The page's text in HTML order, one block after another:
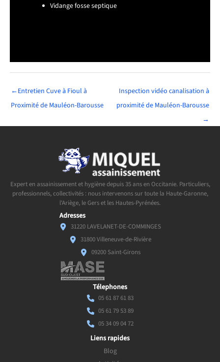
Vidange fosse septique
←Entretien Cuve à Fioul à
Proximité de Mauléon-Barousse
Inspection vidéo canalisation à
proximité de Mauléon-Barousse
→
Expert en assainissement et hygiène depuis 35 ans en Occitanie. Particuliers,
professionnels, collectivités : nous intervenons sur toute la Haute-Garonne,
l'Ariège, le Gers et les Hautes-Pyrénées.
Adresses
31220 LAVELANET-DE-COMMINGES
31800 Villeneuve-de-Rivière
09200 Saint-Girons
Télephones
05 61 87 61 83
05 61 79 53 89
05 34 09 04 72
Liens rapides
Blog